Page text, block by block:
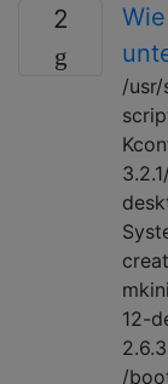
2
/usr/
12-
/